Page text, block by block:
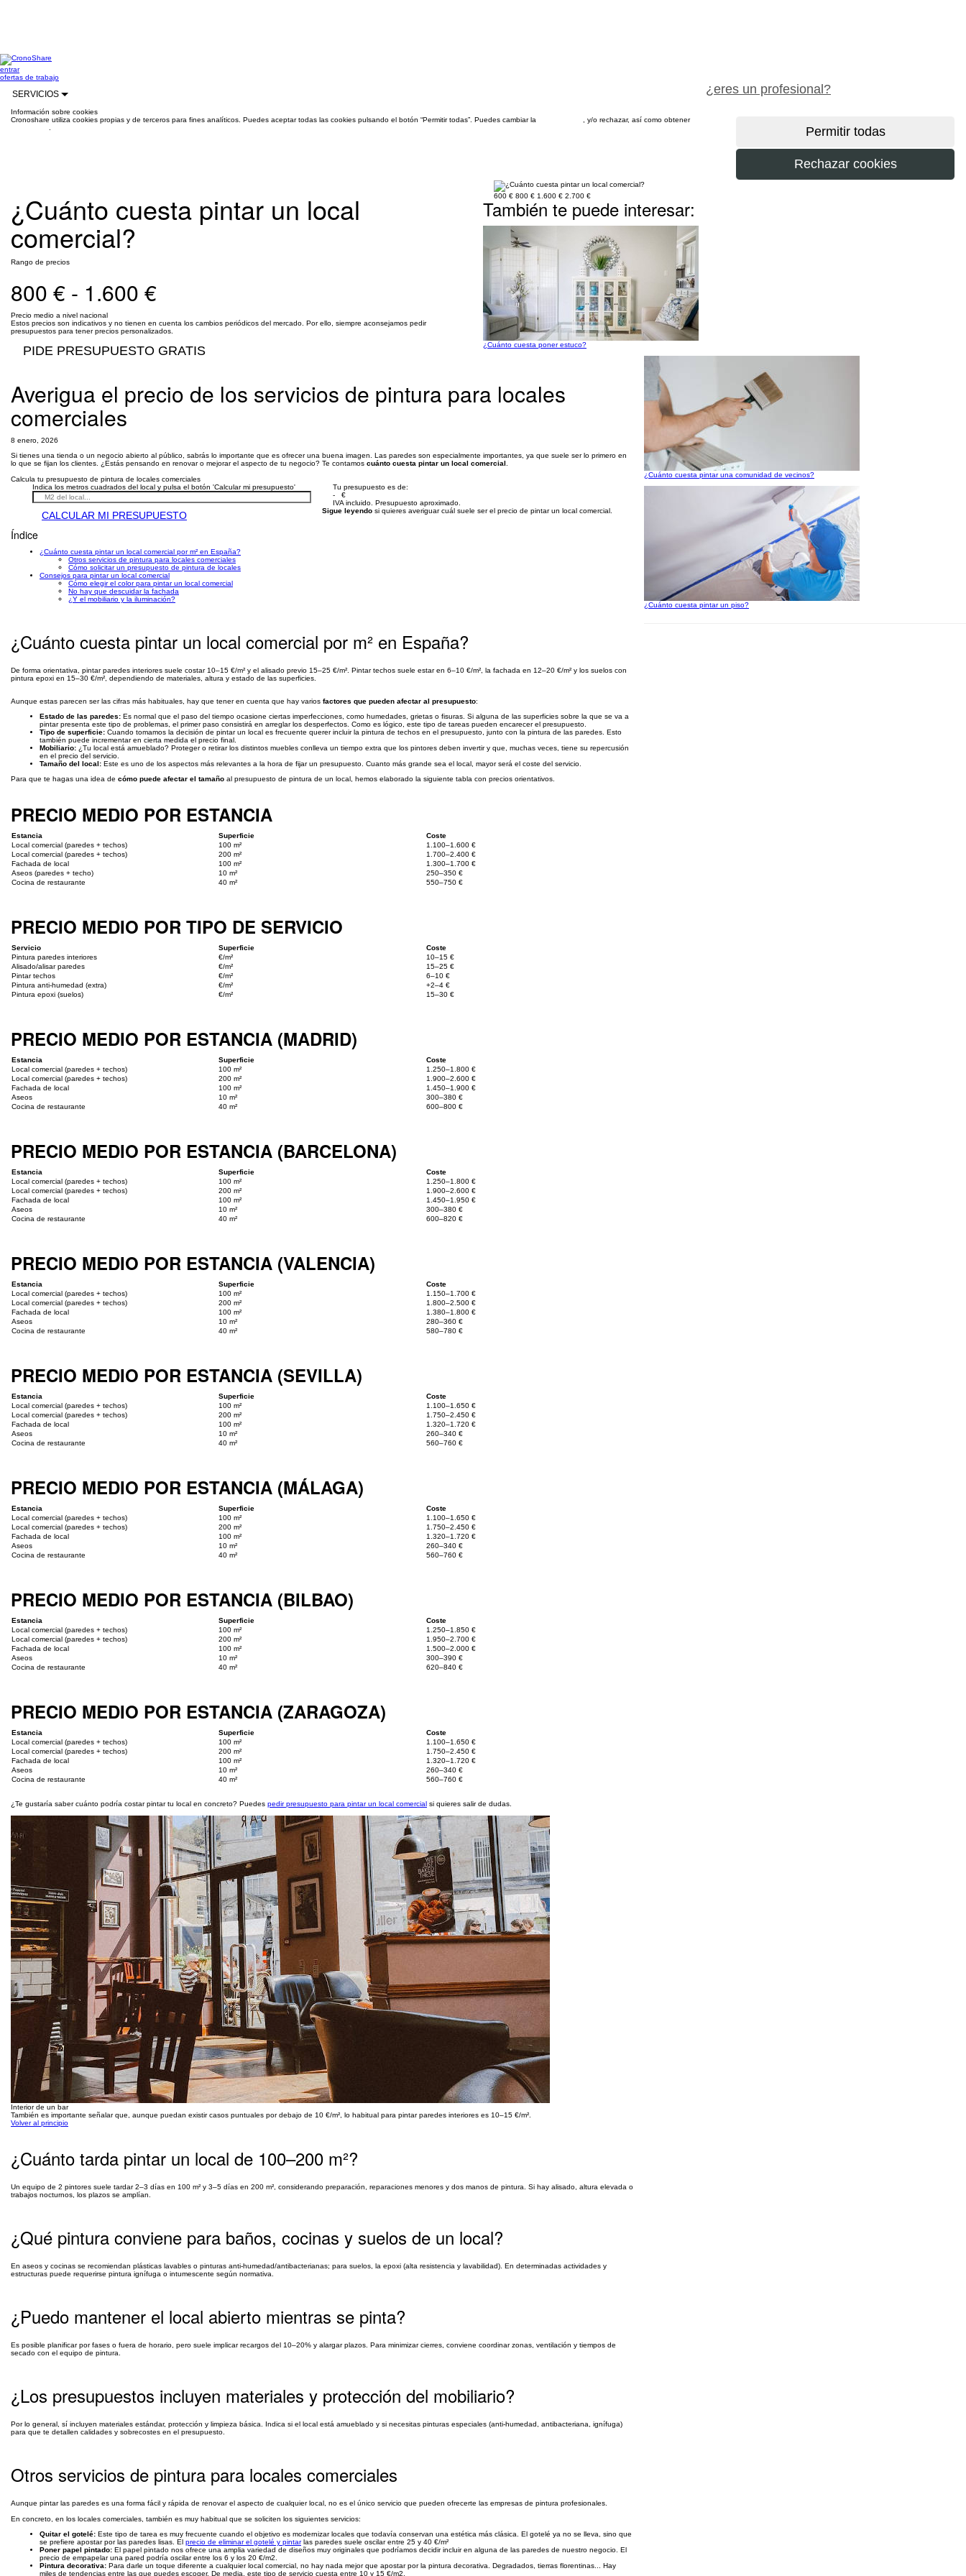
entrar
¿eres un profesional?
ofertas de trabajo
SERVICIOS
Información sobre cookies
Cronoshare utiliza cookies propias y de terceros para fines analíticos. Puedes aceptar todas las cookies pulsando el botón “Permitir todas”. Puedes cambiar la
, y/o rechazar, así como obtener
¿Cuánto cuesta pintar un local
comercial?
Rango de precios
800 € - 1.600 €
Precio medio a nivel nacional
Estos precios son indicativos y no tienen en cuenta los cambios periódicos del mercado. Por ello, siempre aconsejamos pedir
presupuestos para tener precios personalizados.
PIDE PRESUPUESTO GRATIS
600 € 800 € 1.600 € 2.700 €
Averigua el precio de los servicios de pintura para locales
comerciales
8 enero, 2026
Si tienes una tienda o un negocio abierto al público, sabrás lo importante que es ofrecer una buena imagen. Las paredes son especialmente importantes, ya que suele ser lo primero en
lo que se fijan los clientes. ¿Estás pensando en renovar o mejorar el aspecto de tu negocio? Te contamos cuánto cuesta pintar un local comercial
Calcula tu presupuesto de pintura de locales comerciales
Indica los metros cuadrados del local y pulsa el botón 'Calcular mi presupuesto'
CALCULAR MI PRESUPUESTO
Tu presupuesto es de:
- €
IVA incluido. Presupuesto aproximado.
Sigue leyendo si quieres averiguar cuál suele ser el precio de pintar un local comercial.
Índice
¿Cuánto cuesta pintar un local comercial por m² en España?
Otros servicios de pintura para locales comerciales
Cómo solicitar un presupuesto de pintura de locales
Consejos para pintar un local comercial
Cómo elegir el color para pintar un local comercial
No hay que descuidar la fachada
¿Y el mobiliario y la iluminación?
¿Cuánto cuesta pintar un local comercial por m² en España?
De forma orientativa, pintar paredes interiores suele costar 10–15 €/m² y el alisado previo 15–25 €/m². Pintar techos suele estar en 6–10 €/m², la fachada en 12–20 €/m² y los suelos con
pintura epoxi en 15–30 €/m², dependiendo de materiales, altura y estado de las superficies.
Aunque estas parecen ser las cifras más habituales, hay que tener en cuenta que hay varios factores que pueden afectar al presupuesto:
Estado de las paredes: Es normal que el paso del tiempo ocasione ciertas imperfecciones, como humedades, grietas o fisuras. Si alguna de las superficies sobre la que se va a
pintar presenta este tipo de problemas, el primer paso consistirá en arreglar los desperfectos. Como es lógico, este tipo de tareas pueden encarecer el presupuesto.
Tipo de superficie: Cuando tomamos la decisión de pintar un local es frecuente querer incluir la pintura de techos en el presupuesto, junto con la pintura de las paredes. Esto
también puede incrementar en cierta medida el precio final.
Mobiliario: ¿Tu local está amueblado? Proteger o retirar los distintos muebles conlleva un tiempo extra que los pintores deben invertir y que, muchas veces, tiene su repercusión
en el precio del servicio.
Tamaño del local: Este es uno de los aspectos más relevantes a la hora de fijar un presupuesto. Cuanto más grande sea el local, mayor será el coste del servicio.
Para que te hagas una idea de cómo puede afectar el tamaño al presupuesto de pintura de un local, hemos elaborado la siguiente tabla con precios orientativos.
PRECIO MEDIO POR ESTANCIA
Estancia Superficie
Coste
Local comercial (paredes + techos)
100 m²
1.100–1.600 €
Local comercial (paredes + techos)
200 m²
1.700–2.400 €
Fachada de local
100 m²
1.300–1.700 €
Aseos (paredes + techo)
10 m²
250–350 €
Cocina de restaurante
40 m² 550–750 €
PRECIO MEDIO POR TIPO DE SERVICIO
Servicio Superficie
Coste
Pintura paredes interiores
€/m²
10–15 €
Alisado/alisar paredes
€/m²
15–25 €
Pintar techos
€/m²
6–10 €
Pintura anti-humedad (extra)
€/m²
+2–4 €
Pintura epoxi (suelos)
€/m² 15–30 €
PRECIO MEDIO POR ESTANCIA (MADRID)
Estancia Superficie
Coste
Local comercial (paredes + techos)
100 m²
1.250–1.800 €
Local comercial (paredes + techos)
200 m²
1.900–2.600 €
Fachada de local
100 m²
1.450–1.900 €
Aseos
10 m²
300–380 €
Cocina de restaurante
40 m² 600–800 €
PRECIO MEDIO POR ESTANCIA (BARCELONA)
Estancia Superficie
Coste
Local comercial (paredes + techos)
100 m²
1.250–1.800 €
Local comercial (paredes + techos)
200 m²
1.900–2.600 €
Fachada de local
100 m²
1.450–1.950 €
Aseos
10 m²
300–380 €
Cocina de restaurante
40 m² 600–820 €
PRECIO MEDIO POR ESTANCIA (VALENCIA)
Estancia Superficie
Coste
Local comercial (paredes + techos)
100 m²
1.150–1.700 €
Local comercial (paredes + techos)
200 m²
1.800–2.500 €
Fachada de local
100 m²
1.380–1.800 €
Aseos
10 m²
280–360 €
Cocina de restaurante
40 m² 580–780 €
PRECIO MEDIO POR ESTANCIA (SEVILLA)
Estancia Superficie
Coste
Local comercial (paredes + techos)
100 m²
1.100–1.650 €
Local comercial (paredes + techos)
200 m²
1.750–2.450 €
Fachada de local
100 m²
1.320–1.720 €
Aseos
10 m²
260–340 €
Cocina de restaurante
40 m² 560–760 €
PRECIO MEDIO POR ESTANCIA (MÁLAGA)
Estancia Superficie
Coste
Local comercial (paredes + techos)
100 m²
1.100–1.650 €
Local comercial (paredes + techos)
200 m²
1.750–2.450 €
Fachada de local
100 m²
1.320–1.720 €
Aseos
10 m²
260–340 €
Cocina de restaurante
40 m² 560–760 €
PRECIO MEDIO POR ESTANCIA (BILBAO)
Estancia Superficie
Coste
Local comercial (paredes + techos)
100 m²
1.250–1.850 €
Local comercial (paredes + techos)
200 m²
1.950–2.700 €
Fachada de local
100 m²
1.500–2.000 €
Aseos
10 m²
300–390 €
Cocina de restaurante
40 m² 620–840 €
PRECIO MEDIO POR ESTANCIA (ZARAGOZA)
Estancia Superficie
Coste
Local comercial (paredes + techos)
100 m²
1.100–1.650 €
Local comercial (paredes + techos)
200 m²
1.750–2.450 €
Fachada de local
100 m²
1.320–1.720 €
Aseos
10 m²
260–340 €
Cocina de restaurante
40 m² 560–760 €
¿Te gustaría saber cuánto podría costar pintar tu local en concreto? Puedes pedir presupuesto para pintar un local comercial si quieres salir de dudas.
Interior de un bar
También es importante señalar que, aunque puedan existir casos puntuales por debajo de 10 €/m², lo habitual para pintar paredes interiores es 10–15 €/m².
Volver al principio
¿Cuánto tarda pintar un local de 100–200 m²?
Un equipo de 2 pintores suele tardar 2–3 días en 100 m² y 3–5 días en 200 m², considerando preparación, reparaciones menores y dos manos de pintura. Si hay alisado, altura elevada o
trabajos nocturnos, los plazos se amplían.
¿Qué pintura conviene para baños, cocinas y suelos de un local?
En aseos y cocinas se recomiendan plásticas lavables o pinturas anti-humedad/antibacterianas; para suelos, la epoxi (alta resistencia y lavabilidad). En determinadas actividades y
estructuras puede requerirse pintura ignífuga o intumescente según normativa.
¿Puedo mantener el local abierto mientras se pinta?
Es posible planificar por fases o fuera de horario, pero suele implicar recargos del 10–20% y alargar plazos. Para minimizar cierres, conviene coordinar zonas, ventilación y tiempos de
secado con el equipo de pintura.
¿Los presupuestos incluyen materiales y protección del mobiliario?
Por lo general, sí incluyen materiales estándar, protección y limpieza básica. Indica si el local está amueblado y si necesitas pinturas especiales (anti-humedad, antibacteriana, ignífuga)
para que te detallen calidades y sobrecostes en el presupuesto.
Otros servicios de pintura para locales comerciales
Aunque pintar las paredes es una forma fácil y rápida de renovar el aspecto de cualquier local, no es el único servicio que pueden ofrecerte las empresas de pintura profesionales.
En concreto, en los locales comerciales, también es muy habitual que se soliciten los siguientes servicios:
Quitar el gotelé: Este tipo de tarea es muy frecuente cuando el objetivo es modernizar locales que todavía conservan una estética más clásica. El gotelé ya no se lleva, sino que
se prefiere apostar por las paredes lisas. El precio de eliminar el gotelé y pintarlas paredes suele oscilar entre 25 y 40 €/m²
Poner papel pintado: El papel pintado nos ofrece una amplia variedad de diseños muy originales que podríamos decidir incluir en alguna de las paredes de nuestro negocio. El
precio de empapelar una pared podría oscilar entre los 6 y los 20 €/m2.
Pintura decorativa: Para darle un toque diferente a cualquier local comercial, no hay nada mejor que apostar por la pintura decorativa. Degradados, tierras florentinas... Hay
miles de tendencias entre las que puedes escoger. De media, este tipo de servicio cuesta entre 10 y 15 €/m2.
También te puede interesar:
¿Cuánto cuesta poner estuco?
¿Cuánto cuesta pintar una comunidad de vecinos?
¿Cuánto cuesta pintar un piso?